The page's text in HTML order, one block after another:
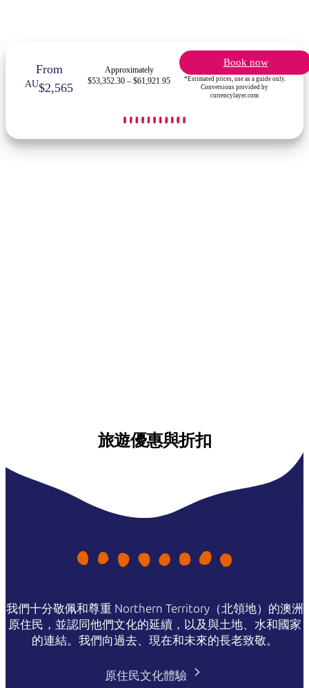
From
AU$2,565
Approximately
$53,352.30 – $61,921.95
Book now
*Estimated prices, use as a guide only.
Conversions provided by
currencylayer.com
旅遊優惠與折扣
我們十分敬佩和尊重 Northern Territory（北領地）的澳洲
原住民，並認同他們文化的延續，以及與土地、水和國家
的連結。我們向過去、現在和未來的長老致敬。
原住民文化體驗